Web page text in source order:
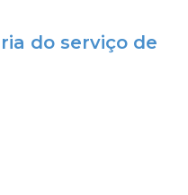
do serviço de